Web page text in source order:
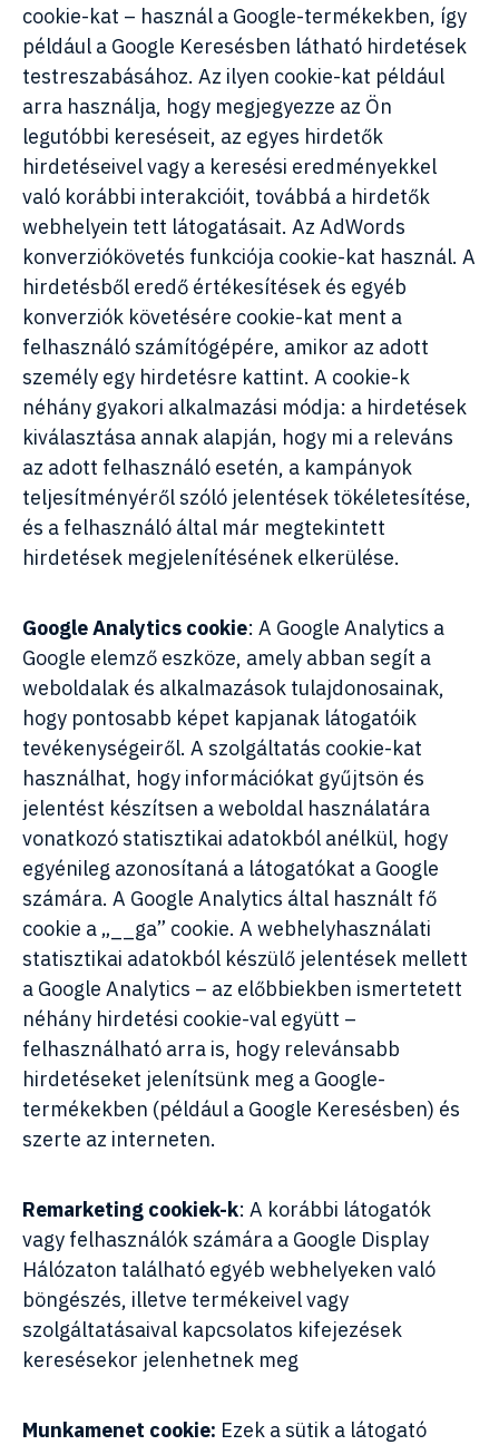
cookie-kat – használ a Google-termékekben, így
például a Google Keresésben látható hirdetések
testreszabásához. Az ilyen cookie-kat például
arra használja, hogy megjegyezze az Ön
legutóbbi kereséseit, az egyes hirdetők
hirdetéseivel vagy a keresési eredményekkel
való korábbi interakcióit, továbbá a hirdetők
webhelyein tett látogatásait. Az AdWords
konverziókövetés funkciója cookie-kat használ. A
hirdetésből eredő értékesítések és egyéb
konverziók követésére cookie-kat ment a
felhasználó számítógépére, amikor az adott
személy egy hirdetésre kattint. A cookie-k
néhány gyakori alkalmazási módja: a hirdetések
kiválasztása annak alapján, hogy mi a releváns
az adott felhasználó esetén, a kampányok
teljesítményéről szóló jelentések tökéletesítése,
és a felhasználó által már megtekintett
hirdetések megjelenítésének elkerülése.
Google Analytics cookie: A Google Analytics a
Google elemző eszköze, amely abban segít a
weboldalak és alkalmazások tulajdonosainak,
hogy pontosabb képet kapjanak látogatóik
tevékenységeiről. A szolgáltatás cookie-kat
használhat, hogy információkat gyűjtsön és
jelentést készítsen a weboldal használatára
vonatkozó statisztikai adatokból anélkül, hogy
egyénileg azonosítaná a látogatókat a Google
számára. A Google Analytics által használt fő
cookie a „__ga” cookie. A webhelyhasználati
statisztikai adatokból készülő jelentések mellett
a Google Analytics – az előbbiekben ismertetett
néhány hirdetési cookie-val együtt –
felhasználható arra is, hogy relevánsabb
hirdetéseket jelenítsünk meg a Google-
termékekben (például a Google Keresésben) és
szerte az interneten.
Remarketing cookiek-k: A korábbi látogatók
vagy felhasználók számára a Google Display
Hálózaton található egyéb webhelyeken való
böngészés, illetve termékeivel vagy
szolgáltatásaival kapcsolatos kifejezések
keresésekor jelenhetnek meg
Munkamenet cookie: Ezek a sütik a látogató